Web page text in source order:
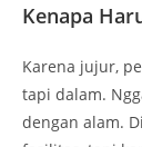
Buat kamu
kayak Bali atau
lebih sunyi.
mungkin